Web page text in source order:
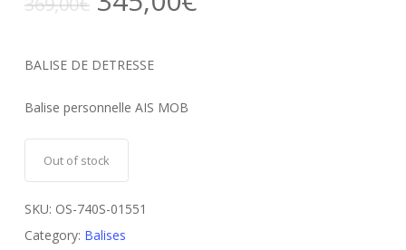
BALISE DE DETRESSE
Balise personnelle AIS MOB
Out of stock
SKU: OS-740S-01551
Category: Balises